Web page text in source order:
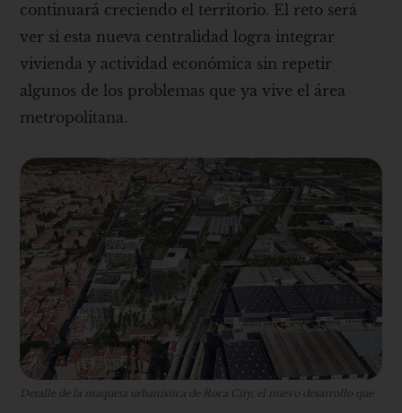
continuará creciendo el territorio. El reto será
ver si esta nueva centralidad logra integrar
vivienda y actividad económica sin repetir
algunos de los problemas que ya vive el área
metropolitana.
Detalle de la maqueta urbanística de Roca City, el nuevo desarrollo que